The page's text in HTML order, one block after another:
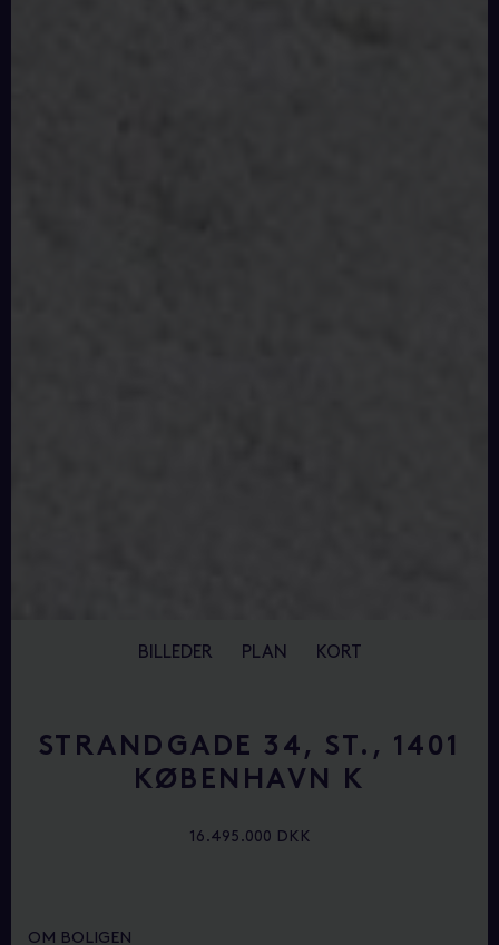
BILLEDER PLAN KORT
STRANDGADE 34, ST., 1401
KØBENHAVN K
16.495.000 DKK
OM BOLIGEN